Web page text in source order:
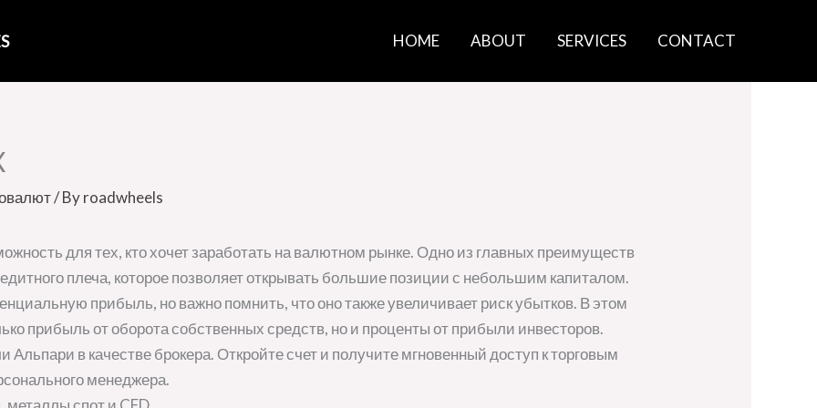
HOME ABOUT SERVICES CONTACT
/ Byroadwheels
для тех, кто хочет заработать на валютном рынке. Одно из главных преимуществ
плеча, которое позволяет открывать большие позиции с небольшим капиталом.
прибыль, но важно помнить, что оно также увеличивает риск убытков. В этом
прибыль от оборота собственных средств, но и проценты от прибыли инвесторов.
в качестве брокера. Откройте счет и получите мгновенный доступ к торговым
менеджера.